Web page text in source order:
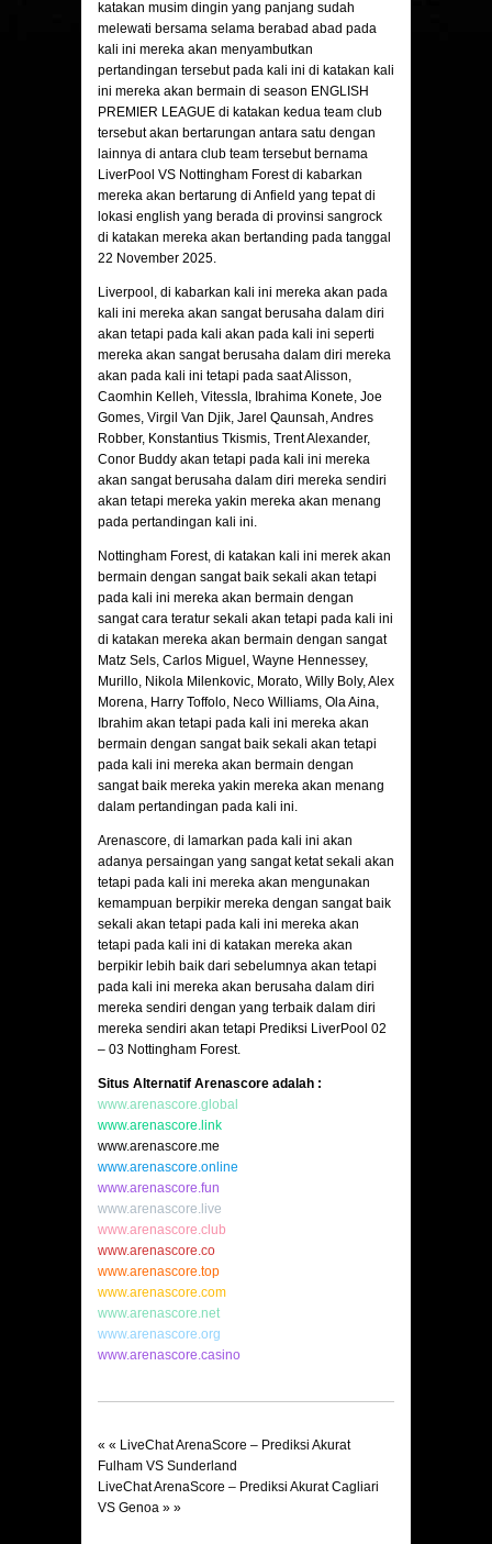
katakan musim dingin yang panjang sudah
melewati bersama selama berabad abad pada
kali ini mereka akan menyambutkan
pertandingan tersebut pada kali ini di katakan kali
ini mereka akan bermain di season ENGLISH
PREMIER LEAGUE di katakan kedua team club
tersebut akan bertarungan antara satu dengan
lainnya di antara club team tersebut bernama
LiverPool VS Nottingham Forest di kabarkan
mereka akan bertarung di Anfield yang tepat di
lokasi english yang berada di provinsi sangrock
di katakan mereka akan bertanding pada tanggal
22 November 2025.
Liverpool, di kabarkan kali ini mereka akan pada
kali ini mereka akan sangat berusaha dalam diri
akan tetapi pada kali akan pada kali ini seperti
mereka akan sangat berusaha dalam diri mereka
akan pada kali ini tetapi pada saat Alisson,
Caomhin Kelleh, Vitessla, Ibrahima Konete, Joe
Gomes, Virgil Van Djik, Jarel Qaunsah, Andres
Robber, Konstantius Tkismis, Trent Alexander,
Conor Buddy akan tetapi pada kali ini mereka
akan sangat berusaha dalam diri mereka sendiri
akan tetapi mereka yakin mereka akan menang
pada pertandingan kali ini.
Nottingham Forest, di katakan kali ini merek akan
bermain dengan sangat baik sekali akan tetapi
pada kali ini mereka akan bermain dengan
sangat cara teratur sekali akan tetapi pada kali ini
di katakan mereka akan bermain dengan sangat
Matz Sels, Carlos Miguel, Wayne Hennessey,
Murillo, Nikola Milenkovic, Morato, Willy Boly, Alex
Morena, Harry Toffolo, Neco Williams, Ola Aina,
Ibrahim akan tetapi pada kali ini mereka akan
bermain dengan sangat baik sekali akan tetapi
pada kali ini mereka akan bermain dengan
sangat baik mereka yakin mereka akan menang
dalam pertandingan pada kali ini.
Arenascore, di lamarkan pada kali ini akan
adanya persaingan yang sangat ketat sekali akan
tetapi pada kali ini mereka akan mengunakan
kemampuan berpikir mereka dengan sangat baik
sekali akan tetapi pada kali ini mereka akan
tetapi pada kali ini di katakan mereka akan
berpikir lebih baik dari sebelumnya akan tetapi
pada kali ini mereka akan berusaha dalam diri
mereka sendiri dengan yang terbaik dalam diri
mereka sendiri akan tetapi Prediksi LiverPool 02
– 03 Nottingham Forest.
Situs Alternatif Arenascore adalah :
www.arenascore.global
www.arenascore.link
www.arenascore.me
www.arenascore.online
www.arenascore.fun
www.arenascore.live
www.arenascore.club
www.arenascore.co
www.arenascore.top
www.arenascore.com
www.arenascore.net
www.arenascore.org
www.arenascore.casino
« « LiveChat ArenaScore – Prediksi Akurat
Fulham VS Sunderland
LiveChat ArenaScore – Prediksi Akurat Cagliari
VS Genoa » »